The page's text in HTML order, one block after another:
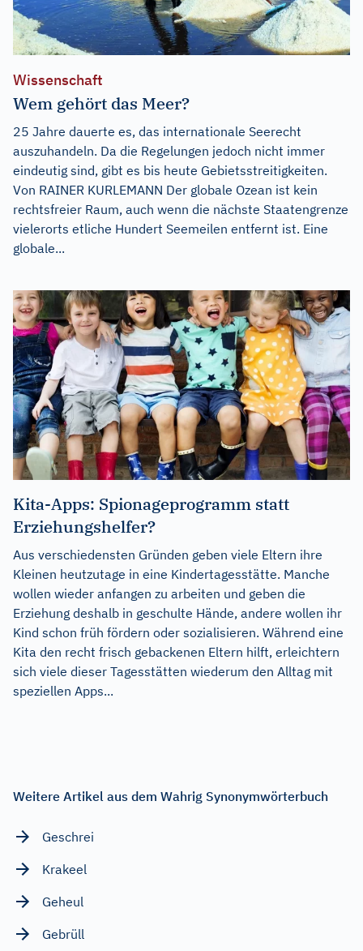
Wissenschaft
Wem gehört das Meer?
25 Jahre dauerte es, das internationale Seerecht
auszuhandeln. Da die Regelungen jedoch nicht immer
eindeutig sind, gibt es bis heute Gebietsstreitigkeiten.
Von RAINER KURLEMANN Der globale Ozean ist kein
rechtsfreier Raum, auch wenn die nächste Staatengrenze
vielerorts etliche Hundert Seemeilen entfernt ist. Eine
globale...
Kita-Apps: Spionageprogramm statt
Erziehungshelfer?
Aus verschiedensten Gründen geben viele Eltern ihre
Kleinen heutzutage in eine Kindertagesstätte. Manche
wollen wieder anfangen zu arbeiten und geben die
Erziehung deshalb in geschulte Hände, andere wollen ihr
Kind schon früh fördern oder sozialisieren. Während eine
Kita den recht frisch gebackenen Eltern hilft, erleichtern
sich viele dieser Tagesstätten wiederum den Alltag mit
speziellen Apps...
Weitere Artikel aus dem Wahrig Synonymwörterbuch
Geschrei
Krakeel
Geheul
Gebrüll